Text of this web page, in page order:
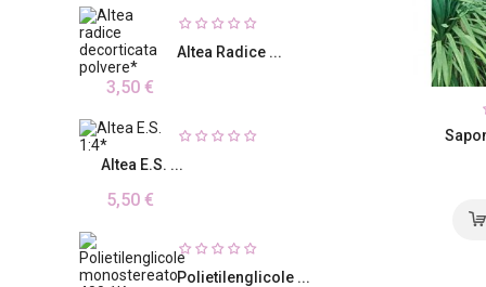
Altea Radice ...
3,50 €
Altea E.S. ...
5,50 €
Polietilenglicole ...